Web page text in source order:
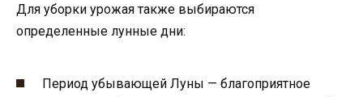
Для уборки урожая также выбираются
определенные лунные дни:
Период убывающей Луны — благоприятное